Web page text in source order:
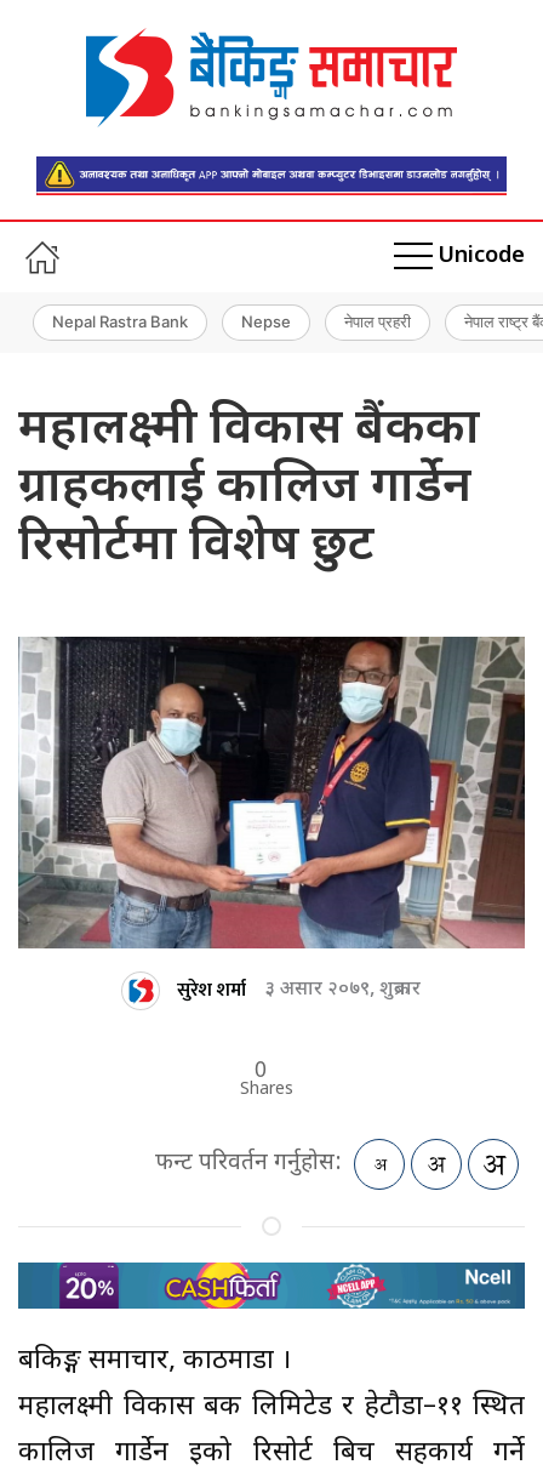
Unicode
Nepal Rastra Bank Nepse नेपाल प्रहरी नेपाल राष्ट्र
महालक्ष्मी विकास बैंकका
ग्राहकलाई कालिज गार्डेन
रिसोर्टमा विशेष छुट
सुरेश शर्मा ३ असार २०७९, शुक्रबार
0
Shares
फन्ट परिवर्तन गर्नुहोस:
बैंकिङ्ग समाचार, काठमाडौं ।
महालक्ष्मी विकास बैंक लिमिटेड र हेटौडा–११ स्थित
कालिज गार्डेन इको रिसोर्ट बिच सहकार्य गर्ने